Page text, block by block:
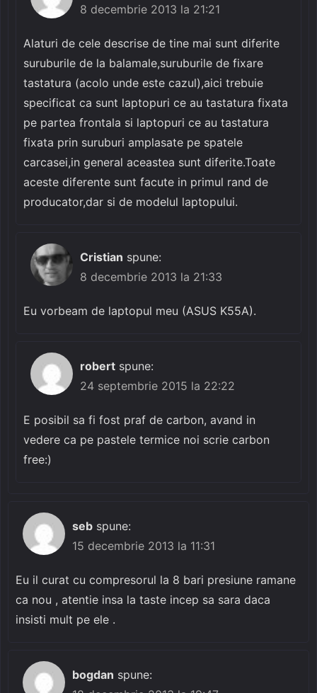
8 decembrie 2013 la 21:21
Alaturi de cele descrise de tine mai sunt diferite
suruburile de la balamale,suruburile de fixare
tastatura (acolo unde este cazul),aici trebuie
specificat ca sunt laptopuri ce au tastatura fixata
pe partea frontala si laptopuri ce au tastatura
fixata prin suruburi amplasate pe spatele
carcasei,in general aceastea sunt diferite.Toate
aceste diferente sunt facute in primul rand de
producator,dar si de modelul laptopului.
Cristian spune:
8 decembrie 2013 la 21:33
Eu vorbeam de laptopul meu (ASUS K55A).
robert spune:
24 septembrie 2015 la 22:22
E posibil sa fi fost praf de carbon, avand in
vedere ca pe pastele termice noi scrie carbon
free:)
seb spune:
15 decembrie 2013 la 11:31
Eu il curat cu compresorul la 8 bari presiune ramane
ca nou , atentie insa la taste incep sa sara daca
insisti mult pe ele .
bogdan spune: